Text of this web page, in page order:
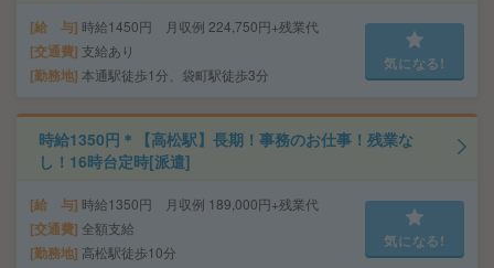
給 与 時給1450円 月収例 224,750円+残業代
交通費 支給あり
勤務地 本通駅徒歩1分、袋町駅徒歩3分
気になる!
時給1350円＊【高松駅】長期！事務のお仕事！残業な
し！16時台定時[派遣]
給 与 時給1350円 月収例 189,000円+残業代
交通費 全額支給
勤務地 高松駅徒歩10分
気になる!